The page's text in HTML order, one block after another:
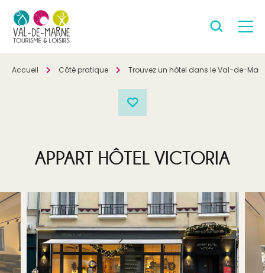
Accueil Côté pratique Trouvez un hôtel dans le Val-de-
APPART HÔTEL VICTORIA